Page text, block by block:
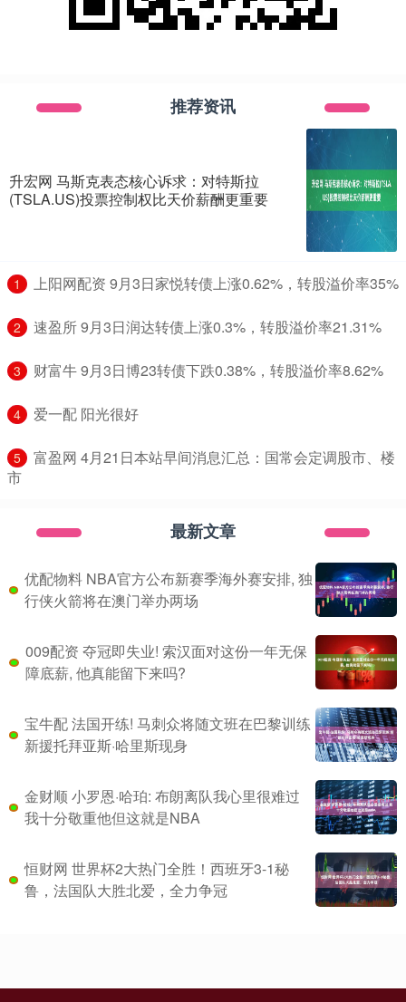
推荐资讯
升宏网 马斯克表态核心诉求：对特斯拉
(TSLA.US)投票控制权比天价薪酬更重要
1 ​上阳网配资 9月3日家悦转债上涨0.62%，转股溢价率35%
2 ​速盈所 9月3日润达转债上涨0.3%，转股溢价率21.31%
3 ​财富牛 9月3日博23转债下跌0.38%，转股溢价率8.62%
4 ​爱一配 阳光很好
5
​富盈网 4月21日本站早间消息汇总：国常会定调股市、楼
市
最新文章
优配物料 NBA官方公布新赛季海外赛安排, 独
行侠火箭将在澳门举办两场
009配资 夺冠即失业! 索汉面对这份一年无保
障底薪, 他真能留下来吗?
宝牛配 法国开练! 马刺众将随文班在巴黎训练
新援托拜亚斯·哈里斯现身
金财顺 小罗恩·哈珀: 布朗离队我心里很难过
我十分敬重他但这就是NBA
恒财网 世界杯2大热门全胜！西班牙3-1秘
鲁，法国队大胜北爱，全力争冠